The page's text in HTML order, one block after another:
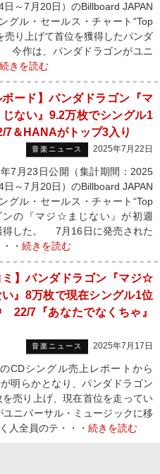
日～7月20日）のBillboard JAPAN
グル・セールス・チャート“Top
売り上げて首位を獲得したパンダ
今作は、パンダドラゴンがユニ
続きを読む
ボード】パンダドラゴン『マ
ない』9.2万枚でシングル1
7＆HANAがトップ3入り
音楽ニュース 2025年7月22日
7月23日公開（集計期間：2025
日～7月20日）のBillboard JAPAN
グル・セールス・チャート“Top
ンの『マジ☆まじない』が初週
得した。 7月16日に発売された
・ 続きを読む
ミ】パンダドラゴン『マジ☆
い』8万枚で現在シングル1位
22/7『あなたでなくちゃ』
音楽ニュース 2025年7月17日
CDシングル売上レポートから
明らかとなり、パンダドラゴン
売り上げ、現在首位を走ってい
ニバーサル・ミュージックに移
人全員のテ・・・ 続きを読む